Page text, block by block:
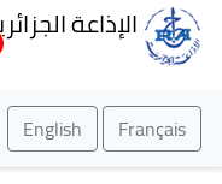
الإذاعة الجزائرية
Français
English